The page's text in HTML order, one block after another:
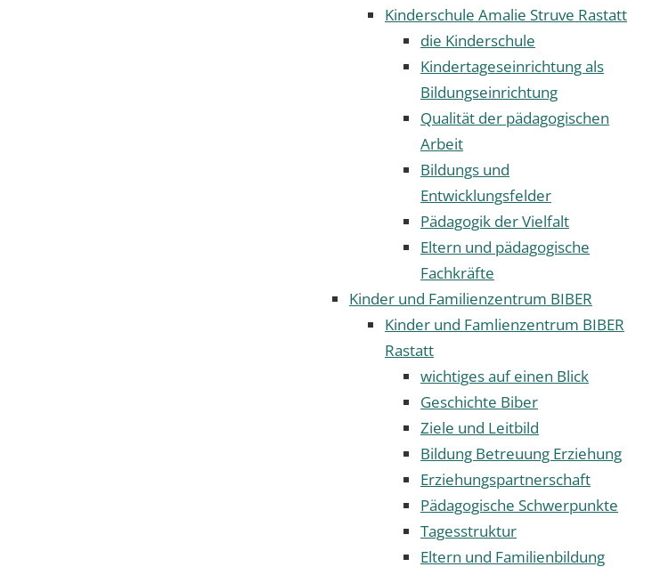
Kinderschule Amalie Struve Rastatt
die Kinderschule
Kindertageseinrichtung als
Bildungseinrichtung
Qualität der pädagogischen
Arbeit
Bildungs und
Entwicklungsfelder
Pädagogik der Vielfalt
Eltern und pädagogische
Fachkräfte
Kinder und Familienzentrum BIBER
Kinder und Famlienzentrum BIBER
Rastatt
wichtiges auf einen Blick
Geschichte Biber
Ziele und Leitbild
Bildung Betreuung Erziehung
Erziehungspartnerschaft
Pädagogische Schwerpunkte
Tagesstruktur
Eltern und Familienbildung